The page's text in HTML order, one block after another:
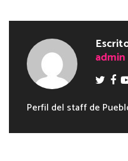
admin
Perfil del staff de